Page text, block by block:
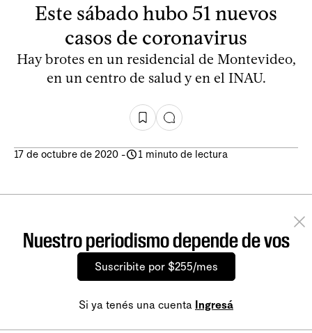
Este sábado hubo 51 nuevos
casos de coronavirus
Hay brotes en un residencial de Montevideo,
en un centro de salud y en el INAU.
17 de octubre de 2020 - 1 minuto de lectura
Nuestro periodismo depende de vos
Suscribite por $255/mes
Si ya tenés una cuenta Ingresá